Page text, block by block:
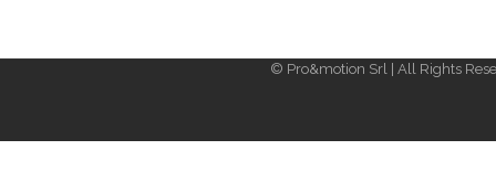
© Pro&motion Srl | All Rights